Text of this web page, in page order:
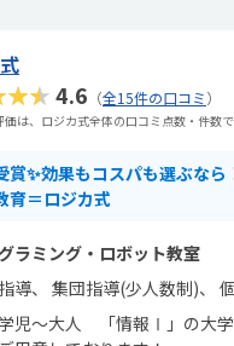
4.6 （全15件の口コミ）
は、ロジカ式全体の口コミ点数・件数
賞✨効果もコスパも選ぶなら
育＝ロジカ式
ラミング・ロボット教室
導 集団指導(少人数制)
児～大人 「情報Ⅰ」の大学